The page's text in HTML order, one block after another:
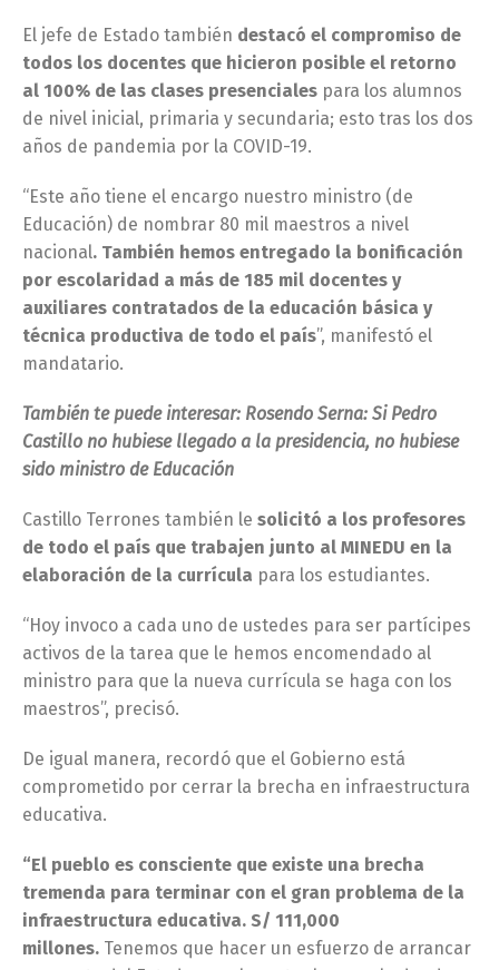
El jefe de Estado también destacó el compromiso de
todos los docentes que hicieron posible el retorno
al 100% de las clases presenciales para los alumnos
de nivel inicial, primaria y secundaria; esto tras los dos
años de pandemia por la COVID-19.
“Este año tiene el encargo nuestro ministro (de
Educación) de nombrar 80 mil maestros a nivel
nacional. También hemos entregado la bonificación
por escolaridad a más de 185 mil docentes y
auxiliares contratados de la educación básica y
técnica productiva de todo el país”, manifestó el
mandatario.
También te puede interesar: Rosendo Serna: Si Pedro
Castillo no hubiese llegado a la presidencia, no hubiese
sido ministro de Educación
Castillo Terrones también le solicitó a los profesores
de todo el país que trabajen junto al MINEDU en la
elaboración de la currícula para los estudiantes.
“Hoy invoco a cada uno de ustedes para ser partícipes
activos de la tarea que le hemos encomendado al
ministro para que la nueva currícula se haga con los
maestros”, precisó.
De igual manera, recordó que el Gobierno está
comprometido por cerrar la brecha en infraestructura
educativa.
“El pueblo es consciente que existe una brecha
tremenda para terminar con el gran problema de la
infraestructura educativa. S/ 111,000
millones. Tenemos que hacer un esfuerzo de arrancar